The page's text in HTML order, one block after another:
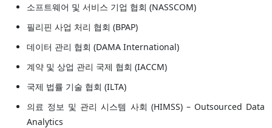
소프트웨어 및 서비스 기업 협회 (NASSCOM)
필리핀 사업 처리 협회 (BPAP)
데이터 관리 협회 (DAMA International)
계약 및 상업 관리 국제 협회 (IACCM)
국제 법률 기술 협회 (ILTA)
의료 정보 및 관리 시스템 사회 (HIMSS) – Outsourced Data
Analytics